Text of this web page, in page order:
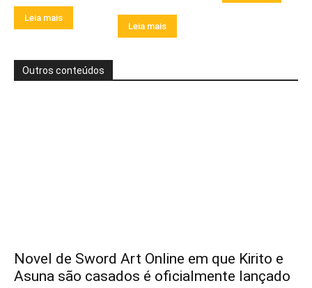
Leia mais
Leia mais
Outros conteúdos
Novel de Sword Art Online em que Kirito e
Asuna são casados é oficialmente lançado